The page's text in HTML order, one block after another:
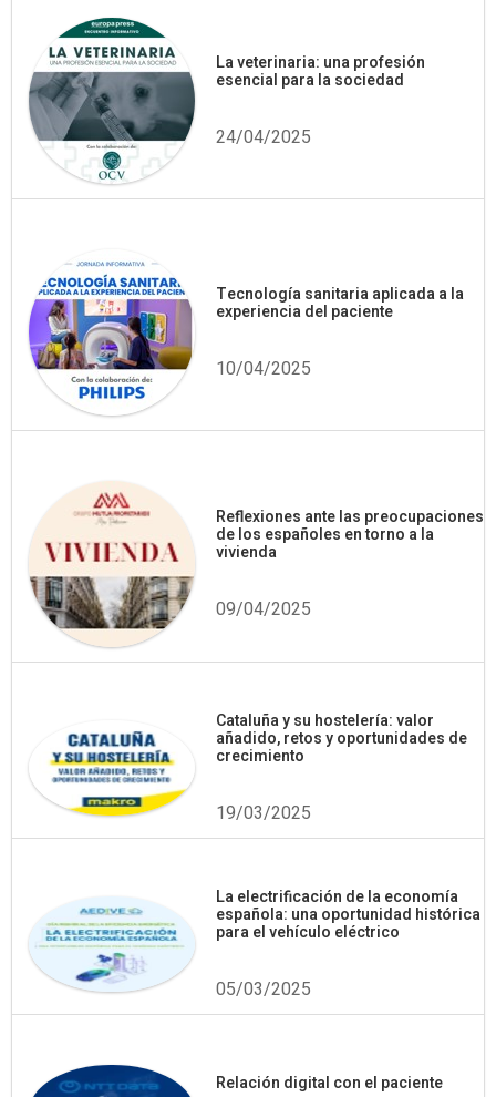
La veterinaria: una profesión
esencial para la sociedad
24/04/2025
Tecnología sanitaria aplicada a la
experiencia del paciente
10/04/2025
Reflexiones ante las preocupaciones
de los españoles en torno a la
vivienda
09/04/2025
Cataluña y su hostelería: valor
añadido, retos y oportunidades de
crecimiento
19/03/2025
La electrificación de la economía
española: una oportunidad histórica
para el vehículo eléctrico
05/03/2025
Relación digital con el paciente